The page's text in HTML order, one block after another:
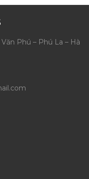
Phú – Phú La – Hà